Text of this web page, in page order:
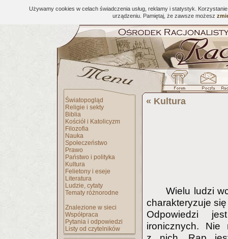
Używamy cookies w celach świadczenia usług, reklamy i statystyk.
urządzeniu. Pamiętaj, że zawsze możesz
Światopogląd
Religie i sekty
Biblia
Kościół i Katolicyzm
Filozofia
Nauka
Społeczeństwo
Prawo
Państwo i polityka
Kultura
Felietony i eseje
Literatura
Ludzie, cytaty
Tematy różnorodne
Znalezione w sieci
Współpraca
Pytania i odpowiedzi
Listy od czytelników
« Kultura
Wielu ludzi
charakteryzuje
Odpowiedzi
ironicznych. Nie